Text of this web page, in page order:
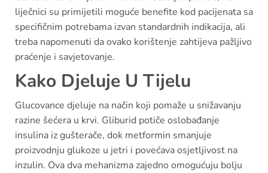
liječnici su primijetili moguće benefite kod pacijenata sa
specifičnim potrebama izvan standardnih indikacija, ali
treba napomenuti da ovako korištenje zahtijeva pažljivo
praćenje i savjetovanje.
Kako Djeluje U Tijelu
Glucovance djeluje na način koji pomaže u snižavanju
razine šećera u krvi. Gliburid potiče oslobađanje
insulina iz gušterače, dok metformin smanjuje
proizvodnju glukoze u jetri i povećava osjetljivost na
inzulin. Ova dva mehanizma zajedno omogućuju bolju